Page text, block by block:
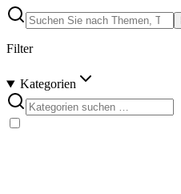
Filter
Kategorien